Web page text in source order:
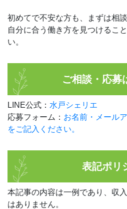
初めてで不安な方も、まずは相
自分に合う働き方を見つけるこ
い。
ご相談・応募
LINE公式： 水戸シェリエ
応募フォーム： お名前・メール
をご記入ください。
表記ポリ
本記事の内容は一例であり、収
はありません。